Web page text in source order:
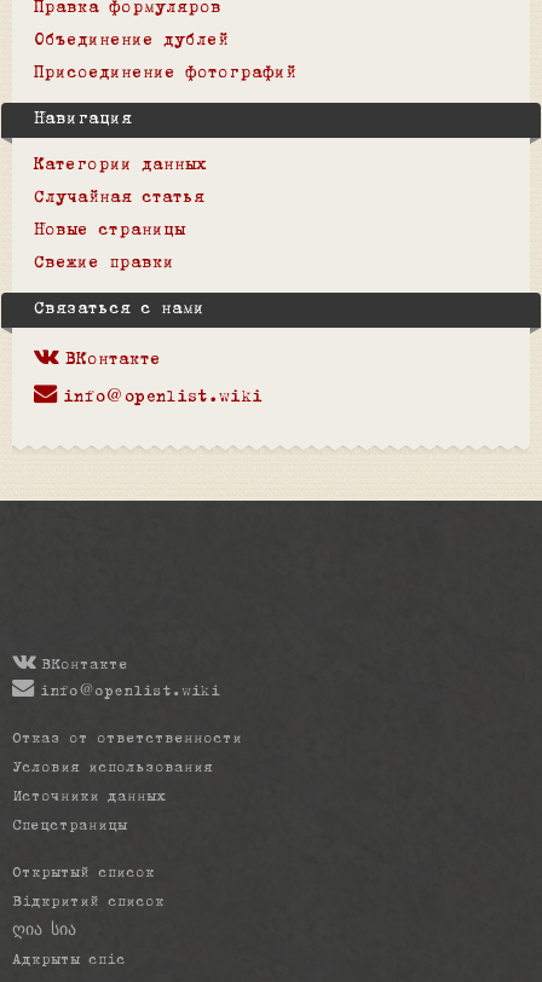
Правка формуляров
Объединение дублей
Присоединение фотографий
Навигация
Категории данных
Случайная статья
Новые страницы
Свежие правки
Связаться с нами
ВКонтакте
info@openlist.wiki
ВКонтакте
info@openlist.wiki
Отказ от ответственности
Условия использования
Источники данных
Спецстраницы
Открытый список
Відкритий список
ღია სია
Адкрыты спіс